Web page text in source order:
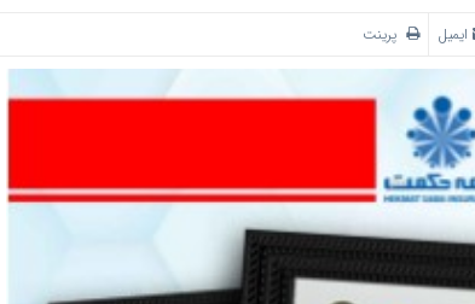
ایمیل پرینت